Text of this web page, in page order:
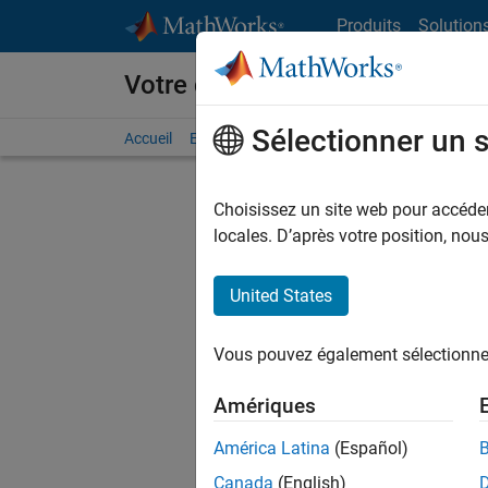
Produits
Votre carrière chez MathWorks
Accueil Explorer nos opportunités Adresses de
d'offre
Les
Sélectionner un
Choisissez un site web pour
locales. D’après votre position,
United States
Vous pouvez également
Amériques
América Latina (Español)
Canada (English)